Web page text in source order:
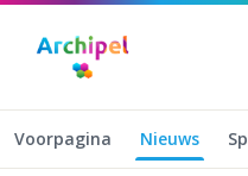
Naar hoofdinhoud
Voorpagina Nieuws